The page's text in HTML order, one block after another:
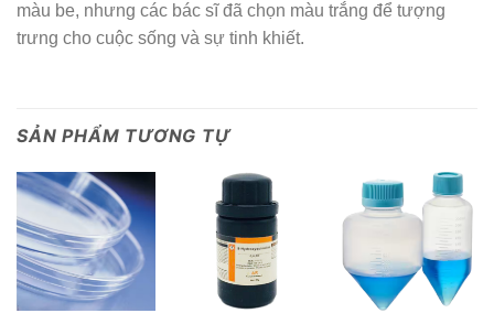
màu be, nhưng các bác sĩ đã chọn màu trắng để tượng
trưng cho cuộc sống và sự tinh khiết.
SẢN PHẨM TƯƠNG TỰ